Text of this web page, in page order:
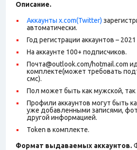
Описание.
Аккаунты x.com(Twitter)
автоматически.
Год регистрации аккаунтов –
На аккаунте 100+ подписчиков.
Почта@outlook.com/hotmail.com
комплекте(может требовать
смс).
Пол может быть как мужской, так
Профили аккаунтов могут быть
уже добавленными записями,
другой информацией.
Token в комплекте.
Формат выдаваемых аккаунтов.